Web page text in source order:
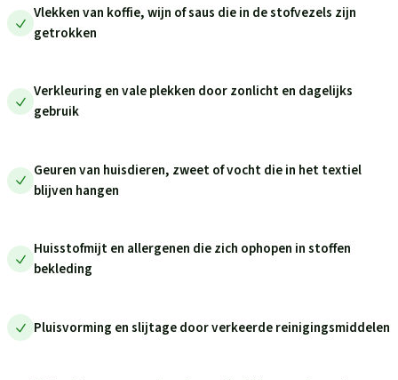
Vlekken van koffie, wijn of saus die in de stofvezels zijn
getrokken
Verkleuring en vale plekken door zonlicht en dagelijks
gebruik
Geuren van huisdieren, zweet of vocht die in het textiel
blijven hangen
Huisstofmijt en allergenen die zich ophopen in stoffen
bekleding
Pluisvorming en slijtage door verkeerde reinigingsmiddelen